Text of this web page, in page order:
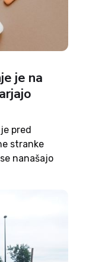
je na
pred
stranke
nanašajo